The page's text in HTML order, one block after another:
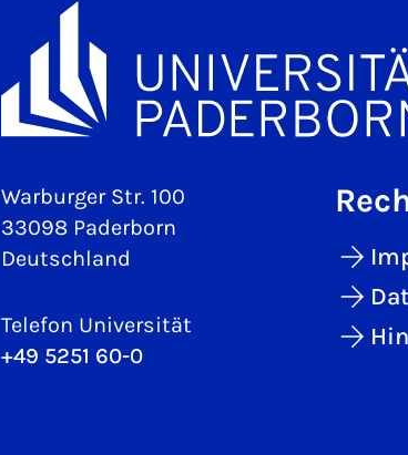
Warburger Str. 100
33098 Paderborn
Deutschland
Telefon Universität
+49 5251 60-0